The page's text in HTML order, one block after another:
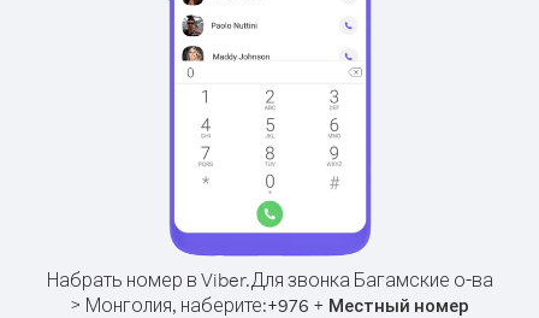
Набрать номер в Viber.Для звонка Багамские о-ва
> Монголия, наберите:+976 + Местный номер